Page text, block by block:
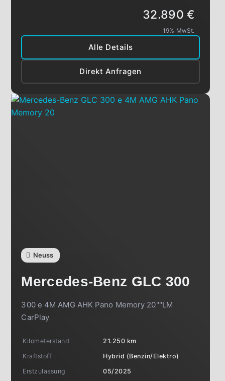
Alle Details
Direkt Anfragen
32.890 €
19% MwSt.
Neuss
Mercedes-Benz GLC 300
300 e 4M AMG AHK Pano Memory 20""LM
CarPlay
Kilometerstand
21.250 km
Kraftstoff
Hybrid (Benzin/Elektro)
Erstzulassung
05/2025